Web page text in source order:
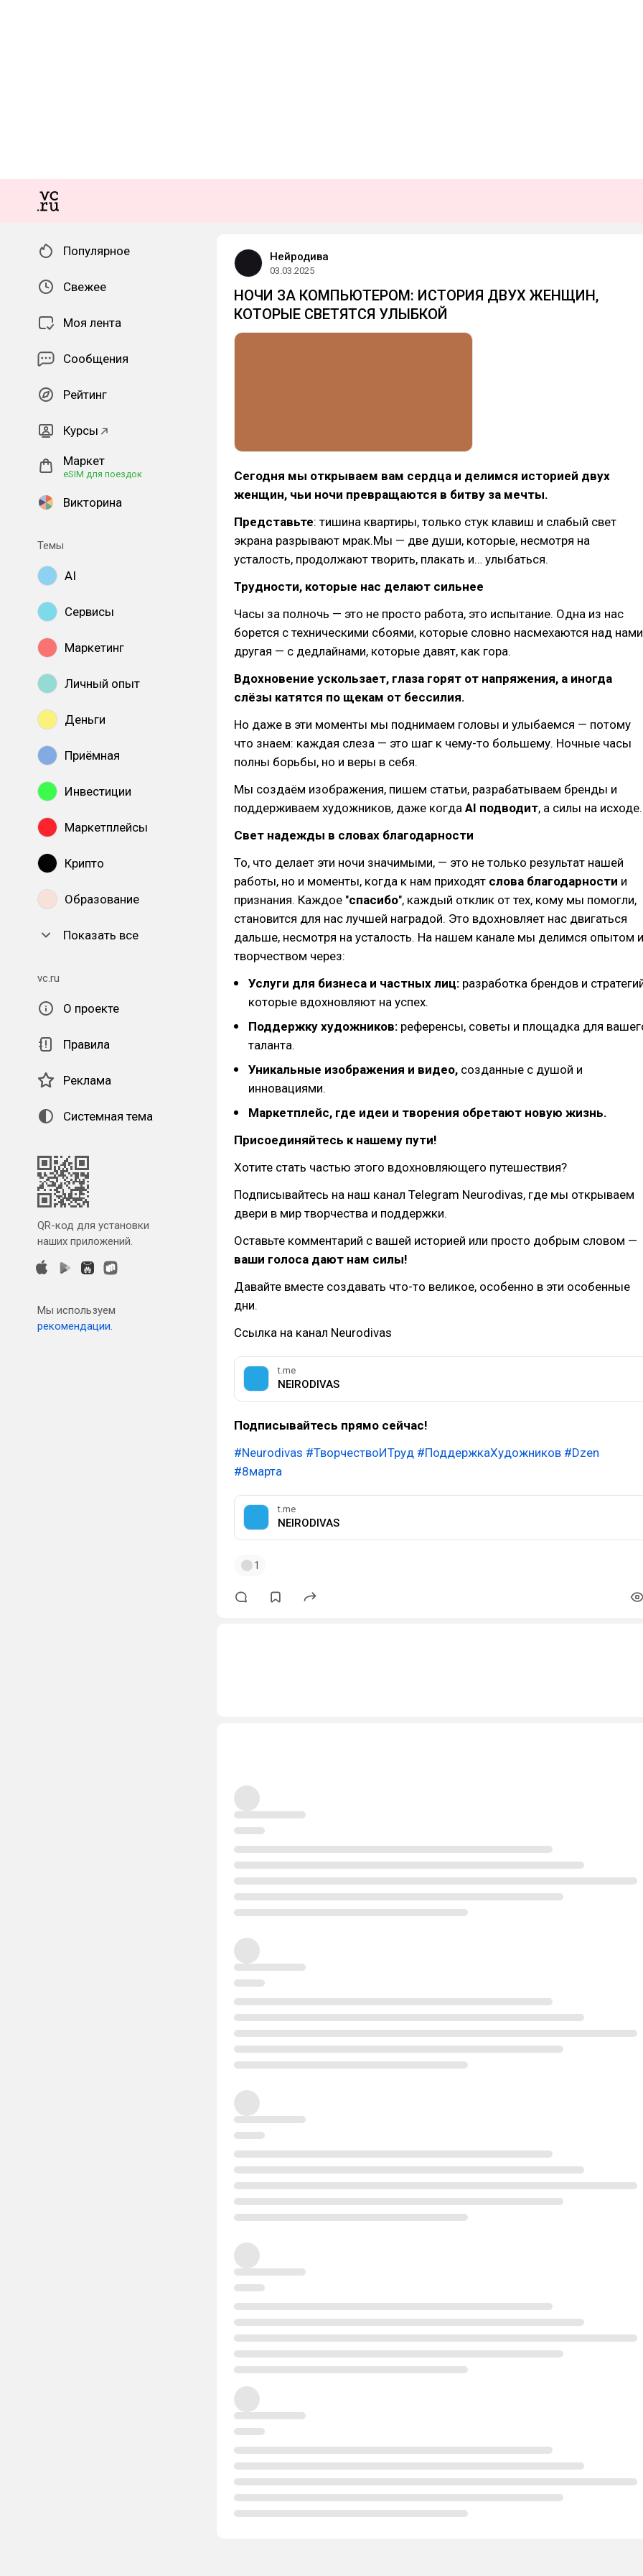
Популярное
Свежее
Моя лента
Сообщения
Рейтинг
Курсы
Маркет
eSIM для поездок
Викторина
Темы
AI
Сервисы
Маркетинг
Личный опыт
Деньги
Приёмная
Инвестиции
Маркетплейсы
Крипто
Образование
Показать все
vc.ru
О проекте
Правила
Реклама
Системная тема
QR-код для установки
наших приложений.
Мы используем
рекомендации.
Нейродива
03.03.2025
НОЧИ ЗА КОМПЬЮТЕРОМ: ИСТОРИЯ ДВУХ ЖЕНЩИН,
КОТОРЫЕ СВЕТЯТСЯ УЛЫБКОЙ
Сегодня мы открываем вам сердца и делимся историей двух
женщин, чьи ночи превращаются в битву за мечты.
Представьте: тишина квартиры, только стук клавиш и слабый свет
экрана разрывают мрак.Мы — две души, которые, несмотря на
усталость, продолжают творить, плакать и… улыбаться.
Трудности, которые нас делают сильнее
Часы за полночь — это не просто работа, это испытание. Одна из нас
борется с техническими сбоями, которые словно насмехаются над
другая — с дедлайнами, которые давят, как гора.
Вдохновение ускользает, глаза горят от напряжения, а иногда
слёзы катятся по щекам от бессилия.
Но даже в эти моменты мы поднимаем головы и улыбаемся — потому
что знаем: каждая слеза — это шаг к чему-то большему. Ночные часы
полны борьбы, но и веры в себя.
Мы создаём изображения, пишем статьи, разрабатываем бренды и
поддерживаем художников, даже когда AI подводит, а силы на исходе.
Свет надежды в словах благодарности
То, что делает эти ночи значимыми, — это не только результат нашей
работы, но и моменты, когда к нам приходят слова благодарности и
признания. Каждое "спасибо", каждый отклик от тех, кому мы помогли,
становится для нас лучшей наградой. Это вдохновляет нас двигаться
дальше, несмотря на усталость. На нашем канале мы делимся опытом и
творчеством через:
Услуги для бизнеса и частных лиц: разработка брендов и
которые вдохновляют на успех.
Поддержку художников: референсы, советы и площадка для
таланта.
Уникальные изображения и видео, созданные с душой и
инновациями.
Маркетплейс, где идеи и творения обретают новую жизнь.
Присоединяйтесь к нашему пути!
Хотите стать частью этого вдохновляющего путешествия?
Подписывайтесь на наш канал Telegram Neurodivas, где мы открываем
двери в мир творчества и поддержки.
Оставьте комментарий с вашей историей или просто добрым словом —
ваши голоса дают нам силы!
Давайте вместе создавать что-то великое, особенно в эти особенные
дни.
Ссылка на канал Neurodivas
t.me
NEIRODIVAS
Подписывайтесь прямо сейчас!
#Neurodivas #ТворчествоИТруд #ПоддержкаХудожников #Dzen
#8мартa
t.me
NEIRODIVAS
1